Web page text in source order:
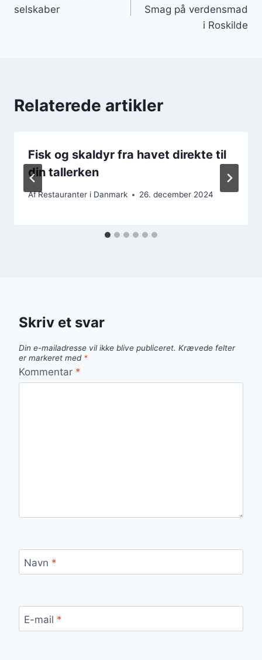
selskaber
Smag på verdensmad
i Roskilde
Relaterede artikler
Fisk og skaldyr fra havet direkte til
din tallerken
AfRestauranter i Danmark 26. december 2024
Skriv et svar
Din e-mailadresse vil ikke blive publiceret. Krævede felter
er markeret med *
Kommentar *
Navn *
E-mail *